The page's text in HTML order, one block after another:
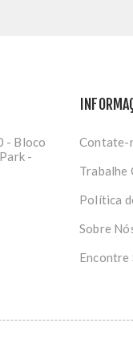
- Bloco
-
Contate-
Trabalhe
Política
Sobre
Encontre